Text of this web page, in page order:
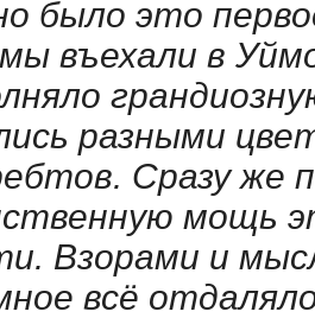
было это
въехали в
разными
Сразу же
мощь
Взорами и
всё